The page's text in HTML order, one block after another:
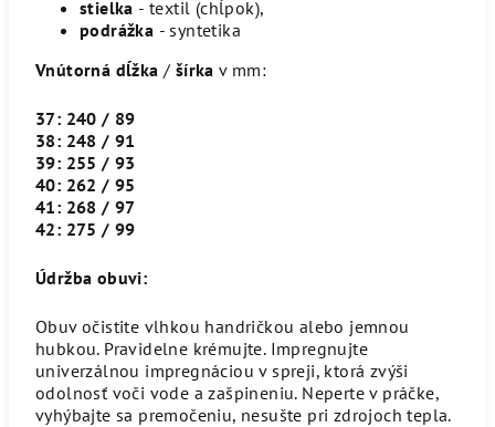
stielka - textil (chĺpok),
podrážka - syntetika
Vnútorná dĺžka / šírka v mm:
37: 240 / 89
38: 248 / 91
39: 255 / 93
40: 262 / 95
41: 268 / 97
42: 275 / 99
Údržba obuvi:
Obuv očistite vlhkou handričkou alebo jemnou
hubkou. Pravidelne krémujte. Impregnujte
univerzálnou impregnáciou v spreji, ktorá zvýši
odolnosť voči vode a zašpineniu. Neperte v práčke,
vyhýbajte sa premočeniu, nesušte pri zdrojoch tepla.